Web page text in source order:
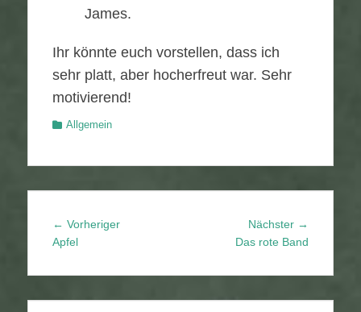
James.
Ihr könnte euch vorstellen, dass ich
sehr platt, aber hocherfreut war. Sehr
motivierend!
Kategorien
Allgemein
Beitragsnavigation
← VorherigerVorheriger
Apfel
Nächster →
Das rote Band